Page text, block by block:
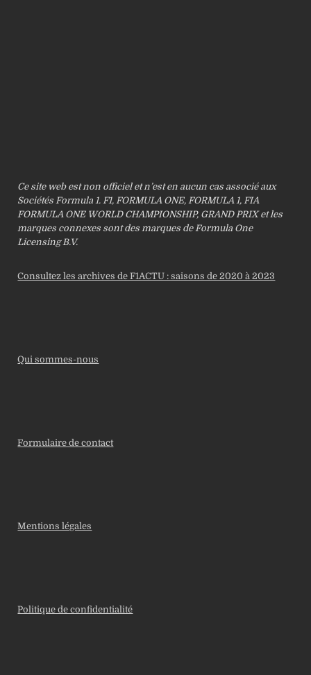
Ce site web est non officiel et n’est en aucun cas associé aux
Sociétés Formula 1. F1, FORMULA ONE, FORMULA 1, FIA
FORMULA ONE WORLD CHAMPIONSHIP, GRAND PRIX et les
marques connexes sont des marques de Formula One
Licensing B.V.
Consultez les archives de F1ACTU : saisons de 2020 à 2023
Qui sommes-nous
Formulaire de contact
Mentions légales
Politique de confidentialité